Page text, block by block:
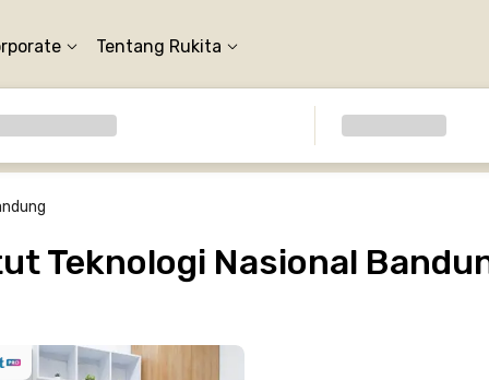
Tentang Rukita
Teknologi Nasional